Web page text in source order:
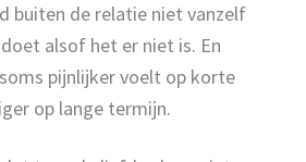
buiten de relatie niet vanzelf
alsof het er niet is. En
pijnlijker voelt op korte
op lange termijn.